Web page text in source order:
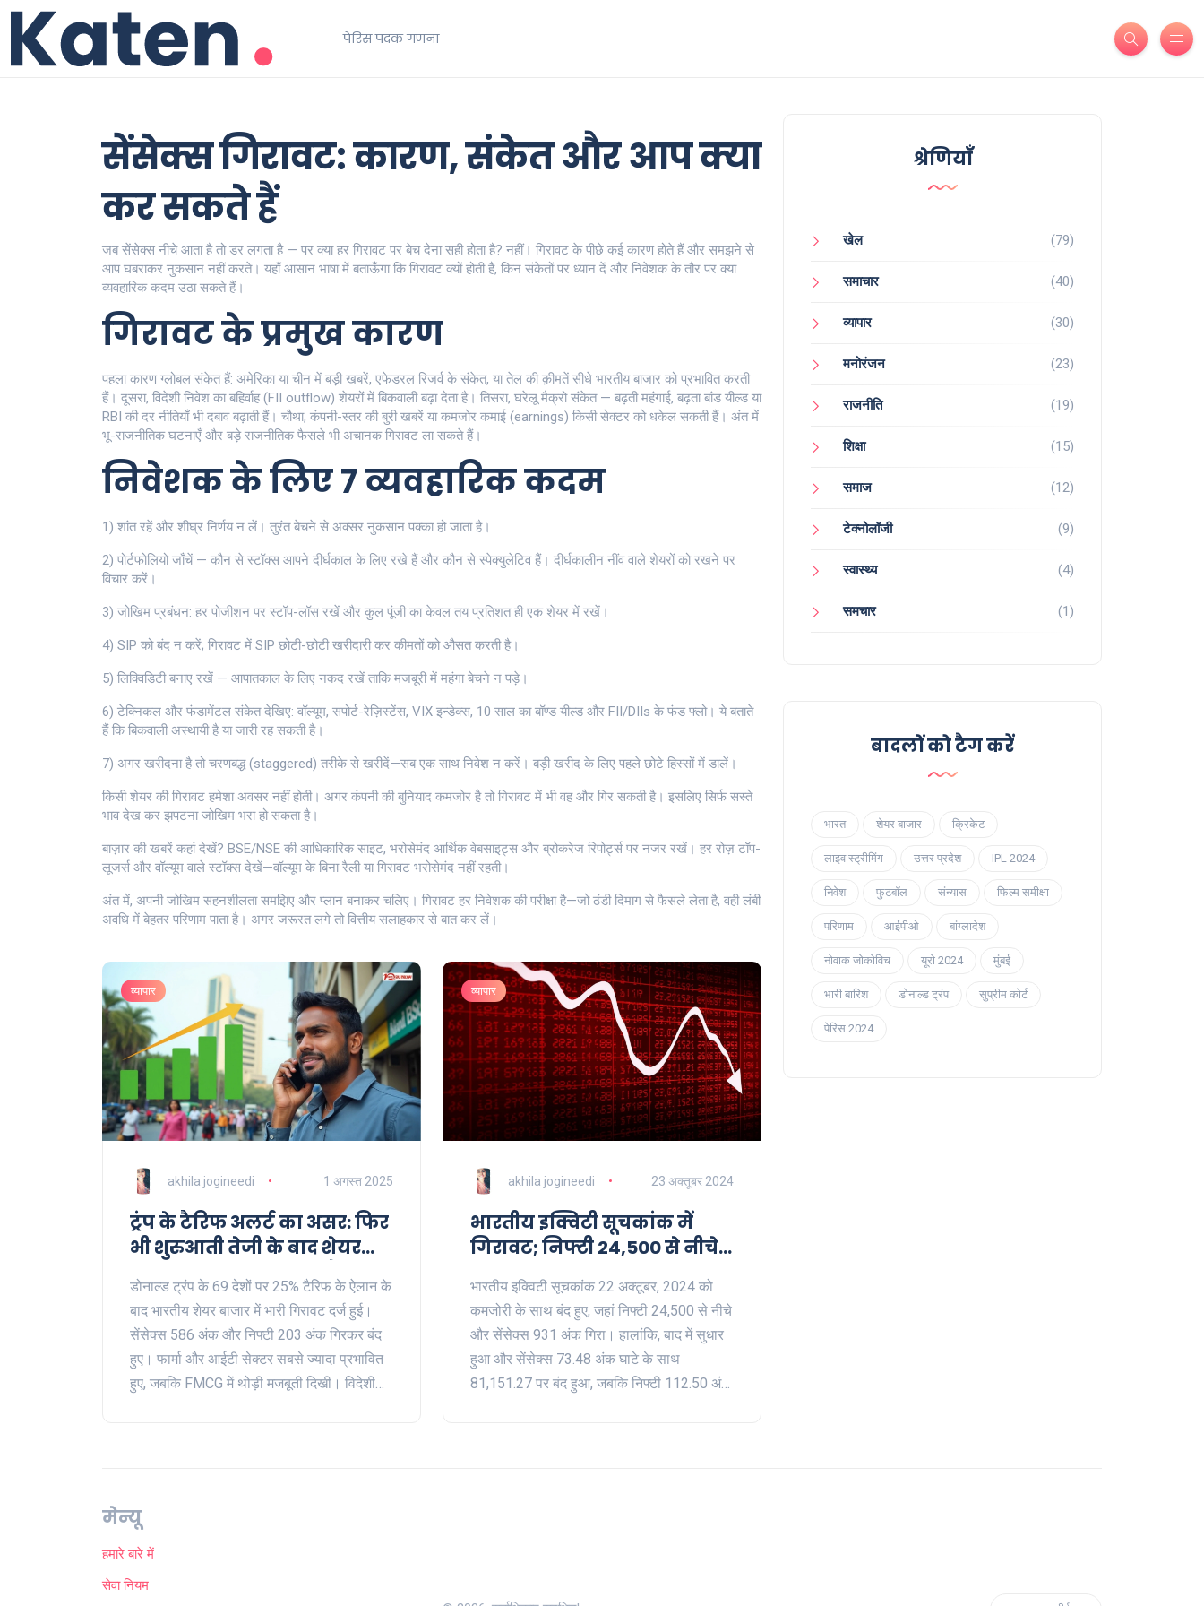
पेरिस पदक गणना
सेंसेक्स गिरावट: कारण, संकेत और आप क्या
कर सकते हैं
जब सेंसेक्स नीचे आता है तो डर लगता है — पर क्या हर गिरावट पर बेच देना सही होता है? नहीं। गिरावट के पीछे कई कारण होते हैं और समझने से
आप घबराकर नुकसान नहीं करते। यहाँ आसान भाषा में बताऊँगा कि गिरावट क्यों होती है, किन संकेतों पर ध्यान दें और निवेशक के तौर पर क्या
व्यवहारिक कदम उठा सकते हैं।
गिरावट के प्रमुख कारण
पहला कारण ग्लोबल संकेत हैं: अमेरिका या चीन में बड़ी खबरें, एफेडरल रिजर्व के संकेत, या तेल की क़ीमतें सीधे भारतीय बाजार को प्रभावित करती
हैं। दूसरा, विदेशी निवेश का बहिर्वाह (FII outflow) शेयरों में बिकवाली बढ़ा देता है। तिसरा, घरेलू मैक्रो संकेत — बढ़ती महंगाई, बढ़ता बांड यील्ड या
RBI की दर नीतियाँ भी दबाव बढ़ाती हैं। चौथा, कंपनी-स्तर की बुरी खबरें या कमजोर कमाई (earnings) किसी सेक्टर को धकेल सकती हैं। अंत में
भू-राजनीतिक घटनाएँ और बड़े राजनीतिक फैसले भी अचानक गिरावट ला सकते हैं।
निवेशक के लिए 7 व्यवहारिक कदम
1) शांत रहें और शीघ्र निर्णय न लें। तुरंत बेचने से अक्सर नुकसान पक्का हो जाता है।
2) पोर्टफोलियो जाँचें — कौन से स्टॉक्स आपने दीर्घकाल के लिए रखे हैं और कौन से स्पेक्युलेटिव हैं। दीर्घकालीन नींव वाले शेयरों को रखने पर
विचार करें।
3) जोखिम प्रबंधन: हर पोजीशन पर स्टॉप-लॉस रखें और कुल पूंजी का केवल तय प्रतिशत ही एक शेयर में रखें।
4) SIP को बंद न करें; गिरावट में SIP छोटी-छोटी खरीदारी कर कीमतों को औसत करती है।
5) लिक्विडिटी बनाए रखें — आपातकाल के लिए नकद रखें ताकि मजबूरी में महंगा बेचने न पड़े।
6) टेक्निकल और फंडामेंटल संकेत देखिए: वॉल्यूम, सपोर्ट-रेज़िस्टेंस, VIX इन्डेक्स, 10 साल का बॉण्ड यील्ड और FII/DIIs के फंड फ्लो। ये बताते
हैं कि बिकवाली अस्थायी है या जारी रह सकती है।
7) अगर खरीदना है तो चरणबद्ध (staggered) तरीके से खरीदें—सब एक साथ निवेश न करें। बड़ी खरीद के लिए पहले छोटे हिस्सों में डालें।
किसी शेयर की गिरावट हमेशा अवसर नहीं होती। अगर कंपनी की बुनियाद कमजोर है तो गिरावट में भी वह और गिर सकती है। इसलिए सिर्फ सस्ते
भाव देख कर झपटना जोखिम भरा हो सकता है।
बाज़ार की खबरें कहां देखें? BSE/NSE की आधिकारिक साइट, भरोसेमंद आर्थिक वेबसाइट्स और ब्रोकरेज रिपोर्ट्स पर नजर रखें। हर रोज़ टॉप-
लूजर्स और वॉल्यूम वाले स्टॉक्स देखें—वॉल्यूम के बिना रैली या गिरावट भरोसेमंद नहीं रहती।
अंत में, अपनी जोखिम सहनशीलता समझिए और प्लान बनाकर चलिए। गिरावट हर निवेशक की परीक्षा है—जो ठंडी दिमाग से फैसले लेता है, वही लंबी
अवधि में बेहतर परिणाम पाता है। अगर जरूरत लगे तो वित्तीय सलाहकार से बात कर लें।
व्यापार
akhila jogineedi 1 अगस्त 2025
ट्रंप के टैरिफ अलर्ट का असर: फिर
भी शुरुआती तेजी के बाद शेयर
बाजार फिसला, सेंसेक्स और
निफ्टी में जोरदार गिरावट
डोनाल्ड ट्रंप के 69 देशों पर 25% टैरिफ के ऐलान के
बाद भारतीय शेयर बाजार में भारी गिरावट दर्ज हुई।
सेंसेक्स 586 अंक और निफ्टी 203 अंक गिरकर बंद
हुए। फार्मा और आईटी सेक्टर सबसे ज्यादा प्रभावित
हुए, जबकि FMCG में थोड़ी मजबूती दिखी। विदेशी
व्यापार
akhila jogineedi 23 अक्तूबर 2024
भारतीय इक्विटी सूचकांक में
गिरावट; निफ्टी 24,500 से नीचे,
सेंसेक्स में 931 अंकों की गिरावट
भारतीय इक्विटी सूचकांक 22 अक्टूबर, 2024 को
कमजोरी के साथ बंद हुए, जहां निफ्टी 24,500 से नीचे
और सेंसेक्स 931 अंक गिरा। हालांकि, बाद में सुधार
हुआ और सेंसेक्स 73.48 अंक घाटे के साथ
81,151.27 पर बंद हुआ, जबकि निफ्टी 112.50 अंक
श्रेणियाँ
खेल (79)
समाचार (40)
व्यापार (30)
मनोरंजन (23)
राजनीति (19)
शिक्षा (15)
समाज (12)
टेक्नोलॉजी (9)
स्वास्थ्य (4)
समचार (1)
बादलों को टैग करें
भारत शेयर बाजार क्रिकेट
लाइव स्ट्रीमिंग उत्तर प्रदेश IPL 2024
निवेश फुटबॉल संन्यास फिल्म समीक्षा
परिणाम आईपीओ बांग्लादेश
नोवाक जोकोविच यूरो 2024 मुंबई
भारी बारिश डोनाल्ड ट्रंप सुप्रीम कोर्ट
पेरिस 2024
मेन्यू
हमारे बारे में
सेवा नियम